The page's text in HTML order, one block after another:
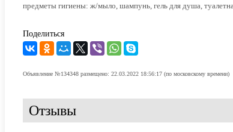
предметы гигиены: ж/мыло, шампунь, гель для душа,
Поделиться
Объявление №134348 размещено: 22.03.2022 18:56:17 (по московскому времени)
Отзывы